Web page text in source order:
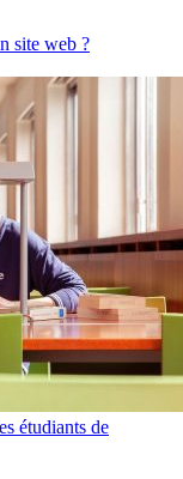
site web ?
étudiants de